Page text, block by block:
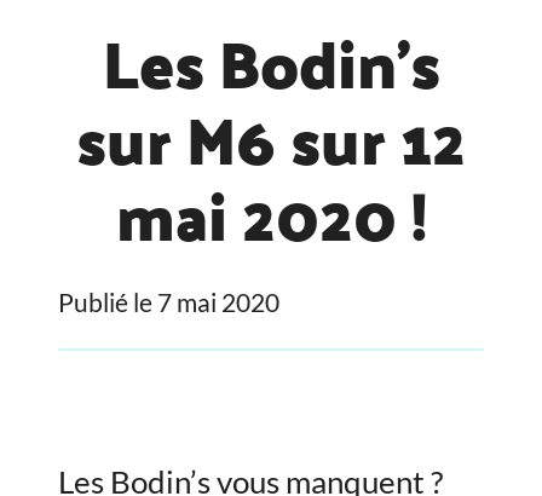
Les Bodin’s
sur M6 sur 12
mai 2020 !
Publié le 7 mai 2020
Les Bodin’s vous manquent ?